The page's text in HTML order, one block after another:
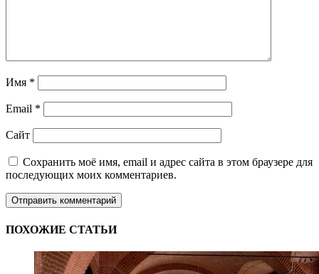
Имя *
Email *
Сайт
Сохранить моё имя, email и адрес сайта в этом браузере для
последующих моих комментариев.
ПОХОЖИЕ СТАТЬИ